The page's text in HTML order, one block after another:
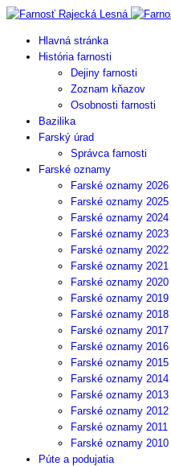
Hlavná stránka
História farnosti
Dejiny farnosti
Zoznam kňazov
Osobnosti farnosti
Bazilika
Farský úrad
Správca farnosti
Farské oznamy
Farské oznamy 2026
Farské oznamy 2025
Farské oznamy 2024
Farské oznamy 2023
Farské oznamy 2022
Farské oznamy 2021
Farské oznamy 2020
Farské oznamy 2019
Farské oznamy 2018
Farské oznamy 2017
Farské oznamy 2016
Farské oznamy 2015
Farské oznamy 2014
Farské oznamy 2013
Farské oznamy 2012
Farské oznamy 2011
Farské oznamy 2010
Púte a podujatia